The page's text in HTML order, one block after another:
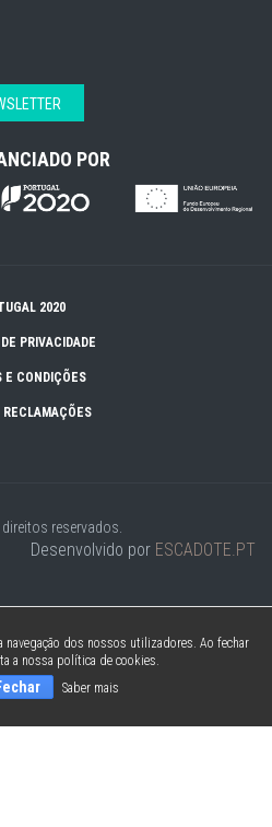
POR
2020
PRIVACIDADE
E CONDIÇÕES
RECLAMAÇÕES
reservados.
Desenvolvido por ESCADOTE.PT
navegação dos nossos utilizadores. Ao fechar
a nossa política de cookies.
Saber mais